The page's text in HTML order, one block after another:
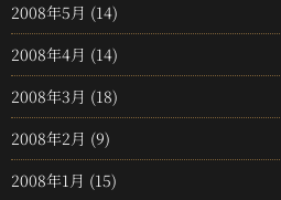
2008年5月 (14)
2008年4月 (14)
2008年3月 (18)
2008年2月 (9)
2008年1月 (15)